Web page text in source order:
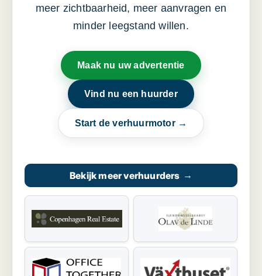
meer zichtbaarheid, meer aanvragen en
minder leegstand willen.
Maak nu uw advertentie
Vind nu een huurder
Start de verhuurmotor →
Bekijk meer verhuurders →